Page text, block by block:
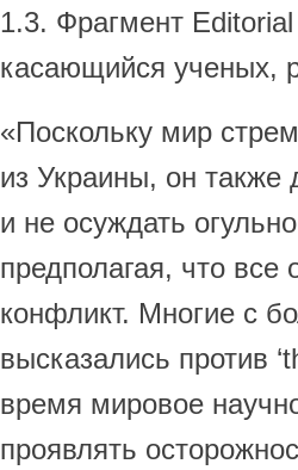
1.3. Фрагмент
касающийся ученых,
«Поскольку мир
из Украины, он также
и не осуждать
предполагая, что все
конфликт. Многие с
высказались против
время мировое
проявлять